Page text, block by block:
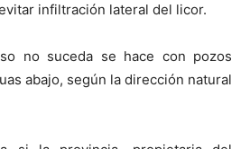
infiltración lateral del licor.
no suceda se hace con pozos
abajo, según la dirección natural